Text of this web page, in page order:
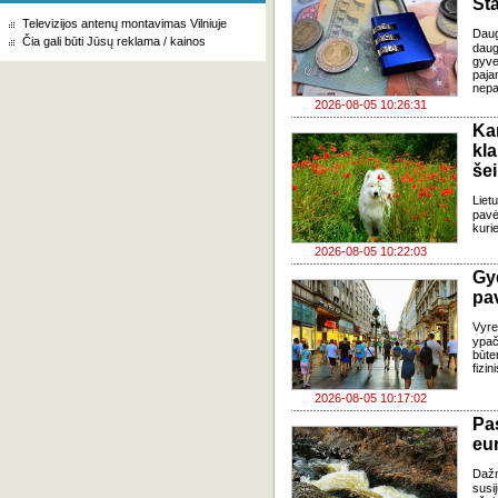
Televizijos antenų montavimas Vilniuje
Čia gali būti Jūsų reklama / kainos
2026-08-05 10:26:31
2026-08-05 10:22:03
2026-08-05 10:17:02